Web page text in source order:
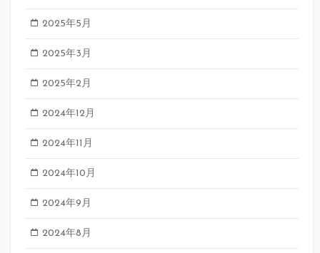
2025年5月
2025年3月
2025年2月
2024年12月
2024年11月
2024年10月
2024年9月
2024年8月